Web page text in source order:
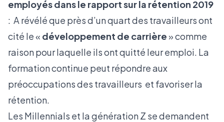
employés dans le rapport sur la rétention 2019
: A révélé que près d’un quart des travailleurs ont
cité le « développement de carrière» comme
raison pour laquelle ils ont quitté leur emploi. La
formation continue peut répondre aux
préoccupations des travailleurs et favoriser la
rétention.
Les Millennials et la génération Z se demandent